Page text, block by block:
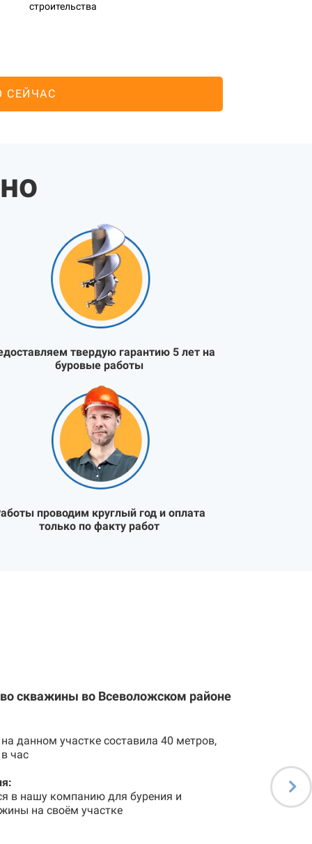
строительства
СЕЙЧАС
твердую гарантию 5 лет на
буровые работы
проводим круглый год и оплата
только по факту работ
скважины во Всеволожском районе
данном участке составила 40 метров,
час
в нашу компанию для бурения и
на своём участке